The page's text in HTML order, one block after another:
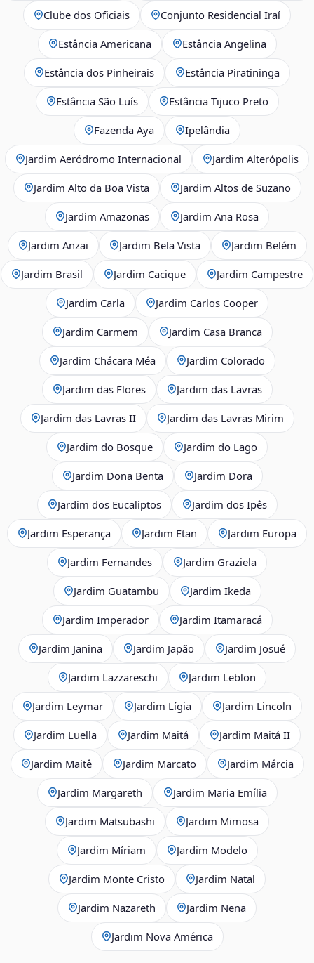
Clube dos Oficiais Conjunto Residencial Iraí
Estância Americana Estância Angelina
Estância dos Pinheirais Estância Piratininga
Estância São Luís Estância Tijuco Preto
Fazenda Aya Ipelândia
Jardim Aeródromo Internacional Jardim Alterópolis
Jardim Alto da Boa Vista Jardim Altos de Suzano
Jardim Amazonas Jardim Ana Rosa
Jardim Anzai Jardim Bela Vista Jardim Belém
Jardim Brasil Jardim Cacique Jardim Campestre
Jardim Carla Jardim Carlos Cooper
Jardim Carmem Jardim Casa Branca
Jardim Chácara Méa Jardim Colorado
Jardim das Flores Jardim das Lavras
Jardim das Lavras II Jardim das Lavras Mirim
Jardim do Bosque Jardim do Lago
Jardim Dona Benta Jardim Dora
Jardim dos Eucaliptos Jardim dos Ipês
Jardim Esperança Jardim Etan Jardim Europa
Jardim Fernandes Jardim Graziela
Jardim Guatambu Jardim Ikeda
Jardim Imperador Jardim Itamaracá
Jardim Janina Jardim Japão Jardim Josué
Jardim Lazzareschi Jardim Leblon
Jardim Leymar Jardim Lígia Jardim Lincoln
Jardim Luella Jardim Maitá Jardim Maitá II
Jardim Maitê Jardim Marcato Jardim Márcia
Jardim Margareth Jardim Maria Emília
Jardim Matsubashi Jardim Mimosa
Jardim Míriam Jardim Modelo
Jardim Monte Cristo Jardim Natal
Jardim Nazareth Jardim Nena
Jardim Nova América